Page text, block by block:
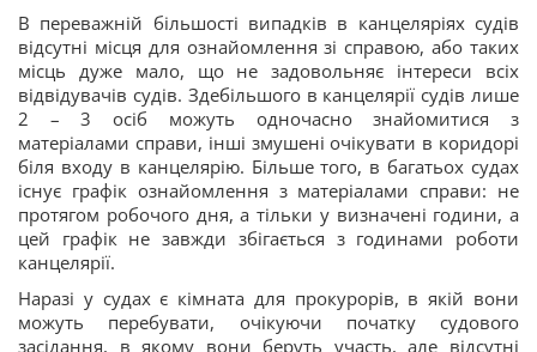
В переважній більшості випадків в канцеляріях судів
відсутні місця для ознайомлення зі справою, або таких
місць дуже мало, що не задовольняє інтереси всіх
відвідувачів судів. Здебільшого в канцелярії судів лише
2 – 3 осіб можуть одночасно знайомитися з
матеріалами справи, інші змушені очікувати в коридорі
біля входу в канцелярію. Більше того, в багатьох судах
існує графік ознайомлення з матеріалами справи: не
протягом робочого дня, а тільки у визначені години, а
цей графік не завжди збігається з годинами роботи
канцелярії.
Наразі у судах є кімната для прокурорів, в якій вони
можуть перебувати, очікуючи початку судового
засідання, в якому вони беруть участь, але відсутні